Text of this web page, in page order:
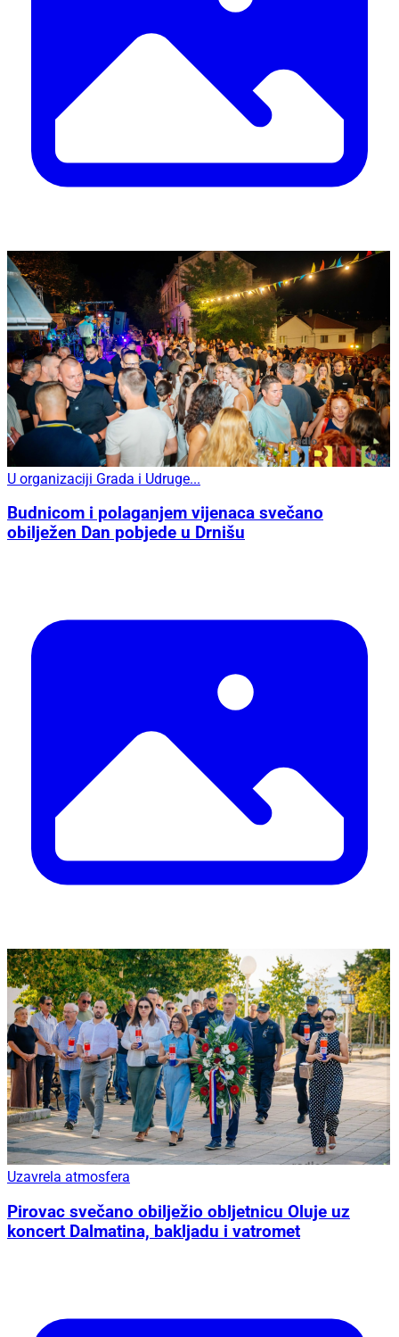
U organizaciji Grada i Udruge...
Budnicom i polaganjem vijenaca svečano
obilježen Dan pobjede u Drnišu
Uzavrela atmosfera
Pirovac svečano obilježio obljetnicu Oluje uz
koncert Dalmatina, bakljadu i vatromet